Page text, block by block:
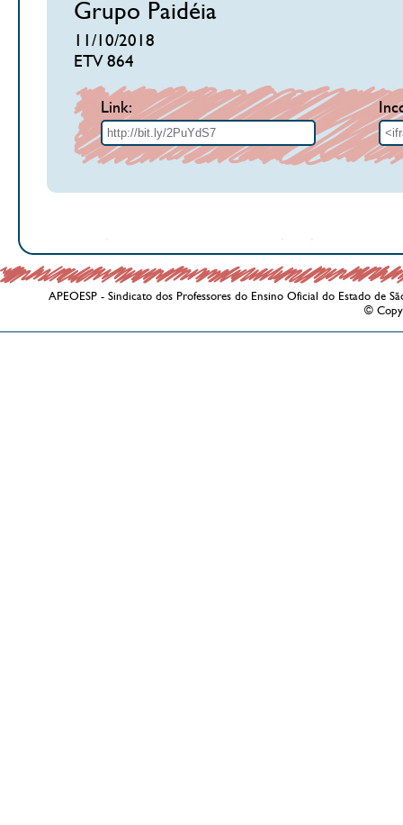
Grupo Paidéia
11/10/2018
ETV 864
Link:
APEOESP - Sindicato dos Professores do Ensino Oficial do Estado de
©